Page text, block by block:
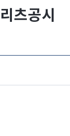
리츠공시